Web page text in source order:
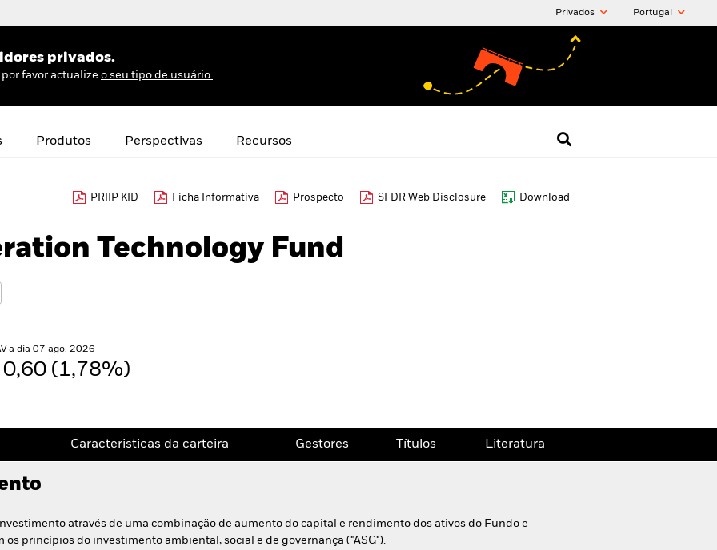
Privados Portugal
privados.
favor actualize o seu tipo de usuário.
Produtos Perspectivas Recursos
PRIIP KID Ficha Informativa Prospecto SFDR Web Disclosure Download
Technology Fund
a dia 07 ago. 2026
0,60 (1,78%)
Caracteristicas da carteira Gestores Títulos Literatura
através de uma combinação de aumento do capital e rendimento dos ativos do Fundo e
princípios do investimento ambiental, social e de governança ("ASG").